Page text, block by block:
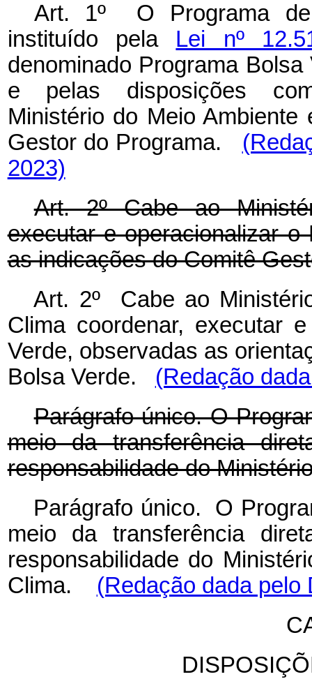
Art. 1º O Programa de
instituído pela Lei nº
denominado Programa
e pelas disposições
Ministério do Meio
Gestor do Programa.
2023)
Art. 2º Cabe ao
executar e operacionalizar o
as indicações do Comitê
Art. 2º Cabe ao
Clima coordenar, executar
Verde, observadas as
Bolsa Verde. (Redação
Parágrafo único. O
meio da transferência
responsabilidade do
Parágrafo único. O
meio da transferência
responsabilidade do
Clima. (Redação dada pelo